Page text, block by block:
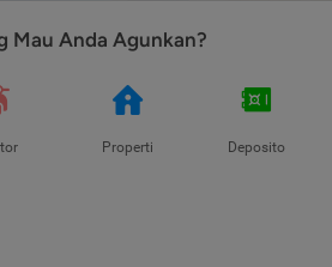
Mau Anda Agunkan?
Properti Deposito